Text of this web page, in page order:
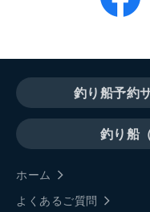
釣り船予約
釣り船
ホーム
よくあるご質問